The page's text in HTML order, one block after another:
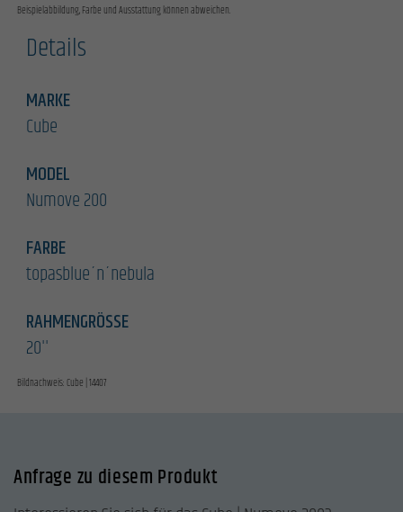
Beispielabbildung, Farbe und Ausstattung können abweichen.
Details
MARKE
Cube
MODEL
Numove 200
FARBE
topasblue´n´nebula
RAHMENGRÖSSE
20''
Bildnachweis: Cube | 14407
Anfrage zu diesem Produkt